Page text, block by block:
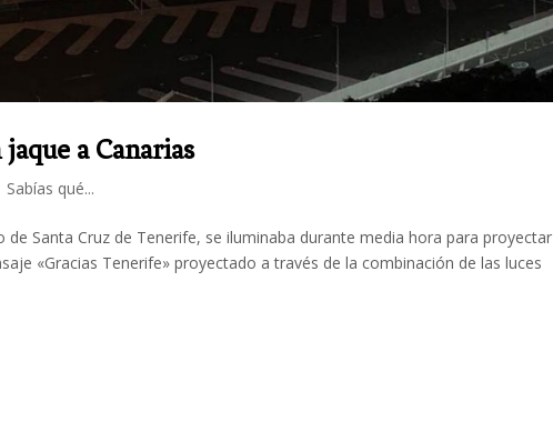
a Canarias
Sabías qué...
de Santa Cruz de Tenerife, se iluminaba durante media hora para proyectar
«Gracias Tenerife» proyectado a través de la combinación de las luces